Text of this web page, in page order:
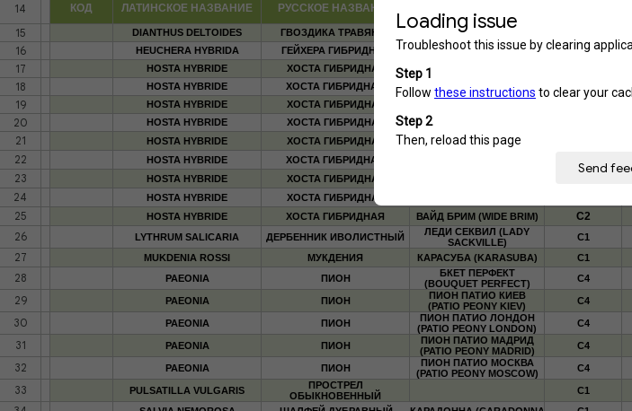
14
КОД ЛАТИНСКОЕ НАЗВАНИЕ РУССКОЕ НАЗВАНИЕ
15 DIANTHUS DELTOIDES ГВОЗДИКА ТРАВЯНКА ФЛЕШИНГ ЛАЙТ (FLASHING LIGHT)
16 HEUCHERA HYBRIDA ГЕЙХЕРА ГИБРИДНАЯ сорт С1
17 HOSTA HYBRIDE ХОСТА ГИБРИДНАЯ БЛЮ МАМОФ (BLUE MAMOTH)
18 HOSTA HYBRIDE ХОСТА ГИБРИДНАЯ КАРНИВАЛ (CARNIVAL)
19 HOSTA HYBRIDE ХОСТА ГИБРИДНАЯ С2
20 HOSTA HYBRIDE ХОСТА ГИБРИДНАЯ ГОЛДЕН МЕДОУС (GOLDEN MEADOWS)
21 HOSTA HYBRIDE ХОСТА ГИБРИДНАЯ ГРЕЙТ ЭКСПЕКТЕЙШН (GREAT EXPECTATION)
22 HOSTA HYBRIDE ХОСТА ГИБРИДНАЯ
23 HOSTA HYBRIDE ХОСТА ГИБРИДНАЯ
24 HOSTA HYBRIDE ХОСТА ГИБРИДНАЯ
25 HOSTA HYBRIDE ХОСТА ГИБРИДНАЯ ВАЙД БРИМ (WIDE BRIM) С2
26 LYTHRUM SALICARIA ДЕРБЕННИК ИВОЛИСТНЫЙ
ЛЕДИ СЕКВИЛ (LADY
SACKVILLE)
С1
27 MUKDENIA ROSSI МУКДЕНИЯ КАРАСУБА (KARASUBA) С1
28 PAEONIA ПИОН
БКЕТ ПЕРФЕКТ
(BOUQUET PERFECT)
C4
29 PAEONIA ПИОН
ПИОН ПАТИО КИЕВ
(PATIO PEONY KIEV)
C4
30 PAEONIA ПИОН
ПИОН ПАТИО ЛОНДОН
(PATIO PEONY LONDON)
C4
31 PAEONIA ПИОН
ПИОН ПАТИО МАДРИД
(PATIO PEONY MADRID)
C4
32 PAEONIA ПИОН
ПИОН ПАТИО МОСКВА
(PATIO PEONY MOSCOW)
C4
33 PULSATILLA VULGARIS
ПРОСТРЕЛ
ОБЫКНОВЕННЫЙ
C1